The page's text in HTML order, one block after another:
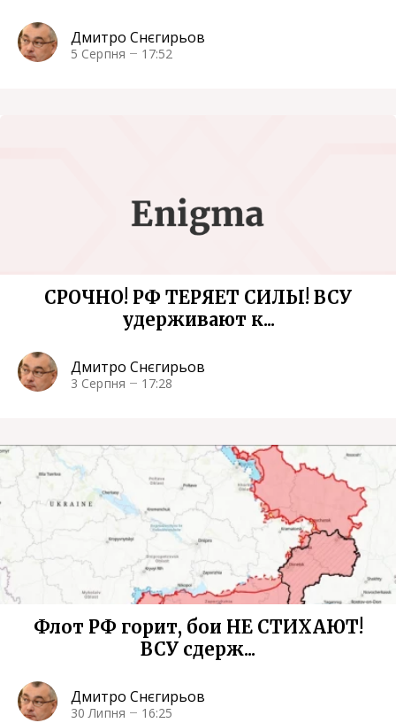
Дмитро Снєгирьов
5 Серпня 17:52
СРОЧНО! РФ ТЕРЯЕТ СИЛЫ! ВСУ
удерживают к...
Дмитро Снєгирьов
3 Серпня 17:28
Флот РФ горит, бои НЕ СТИХАЮТ!
ВСУ сдерж...
Дмитро Снєгирьов
30 Липня 16:25